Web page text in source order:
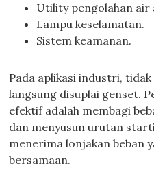
Utility pengolahan air
Lampu keselamatan.
Sistem keamanan.
Pada aplikasi industri,
langsung disuplai genset.
efektif adalah membagi
dan menyusun urutan
menerima lonjakan beban
bersamaan.